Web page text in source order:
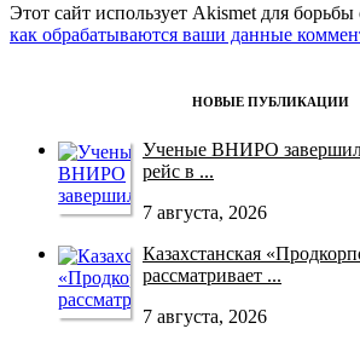
Этот сайт использует Akismet для
как обрабатываются ваши данные
НОВЫЕ ПУБЛИКАЦИИ
Ученые ВНИРО
рейс в ...
7 августа, 2026
Казахстанская
рассматривает ...
7 августа, 2026